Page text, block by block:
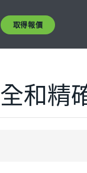
取得報價
和精